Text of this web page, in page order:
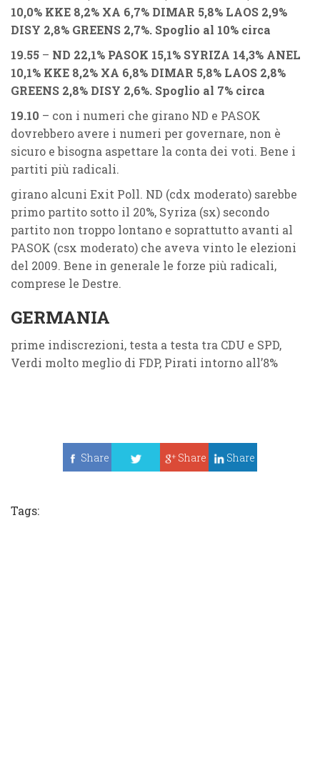
10,0% KKE 8,2% XA 6,7% DIMAR 5,8% LAOS 2,9%
DISY 2,8% GREENS 2,7%. Spoglio al 10% circa
19.55 – ND 22,1% PASOK 15,1% SYRIZA 14,3% ANEL
10,1% KKE 8,2% XA 6,8% DIMAR 5,8% LAOS 2,8%
GREENS 2,8% DISY 2,6%. Spoglio al 7% circa
19.10 – con i numeri che girano ND e PASOK
dovrebbero avere i numeri per governare, non è
sicuro e bisogna aspettare la conta dei voti. Bene i
partiti più radicali.
girano alcuni Exit Poll. ND (cdx moderato) sarebbe
primo partito sotto il 20%, Syriza (sx) secondo
partito non troppo lontano e soprattutto avanti al
PASOK (csx moderato) che aveva vinto le elezioni
del 2009. Bene in generale le forze più radicali,
comprese le Destre.
GERMANIA
prime indiscrezioni, testa a testa tra CDU e SPD,
Verdi molto meglio di FDP, Pirati intorno all’8%
Share
Share Share
Tags: